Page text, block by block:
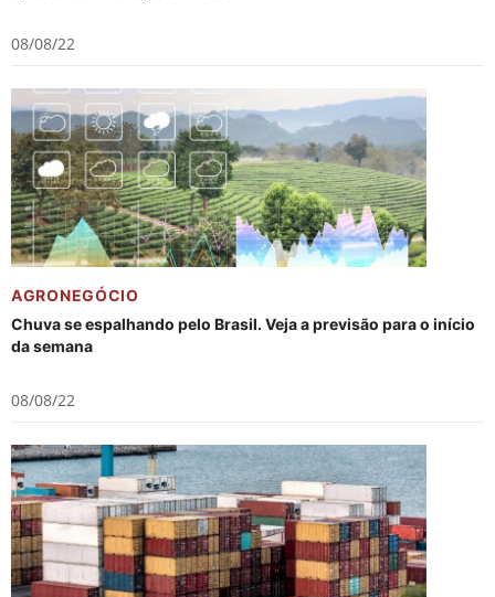
08/08/22
AGRONEGÓCIO
Chuva se espalhando pelo Brasil. Veja a previsão para o início
da semana
08/08/22